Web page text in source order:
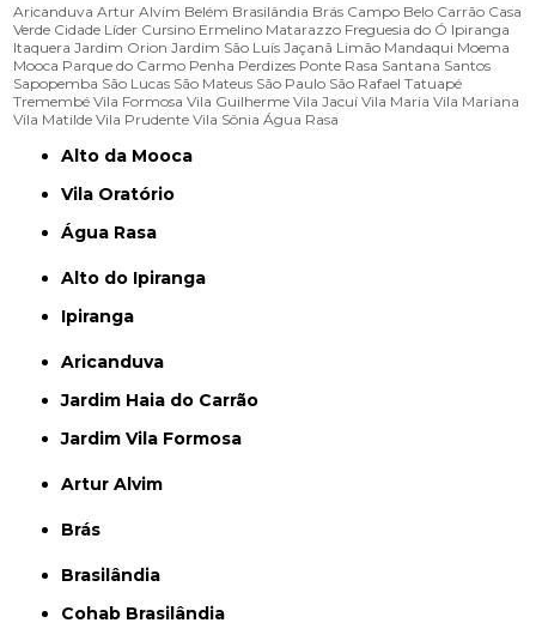
Aricanduva Artur Alvim Belém Brasilândia Brás Campo Belo Carrão Casa
Verde Cidade Líder Cursino Ermelino Matarazzo Freguesia do Ó Ipiranga
Itaquera Jardim Orion Jardim São Luís Jaçanã Limão Mandaqui Moema
Mooca Parque do Carmo Penha Perdizes Ponte Rasa Santana Santos
Sapopemba São Lucas São Mateus São Paulo São Rafael Tatuapé
Tremembé Vila Formosa Vila Guilherme Vila Jacuí Vila Maria Vila Mariana
Vila Matilde Vila Prudente Vila Sônia Água Rasa
Alto da Mooca
Vila Oratório
Água Rasa
Alto do Ipiranga
Ipiranga
Aricanduva
Jardim Haia do Carrão
Jardim Vila Formosa
Artur Alvim
Brás
Brasilândia
Cohab Brasilândia